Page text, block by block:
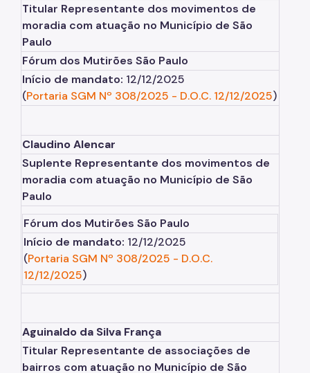
Titular Representante dos movimentos de
moradia com atuação no Município de São
Paulo
Fórum dos Mutirões São Paulo
Início de mandato: 12/12/2025
(Portaria SGM Nº 308/2025 - D.O.C. 12/12/2025)
Claudino Alencar
Suplente Representante dos movimentos de
moradia com atuação no Município de São
Paulo
Fórum dos Mutirões São Paulo
Início de mandato: 12/12/2025
(Portaria SGM Nº 308/2025 - D.O.C.
12/12/2025)
Aguinaldo da Silva França
Titular Representante de associações de
bairros com atuação no Município de São